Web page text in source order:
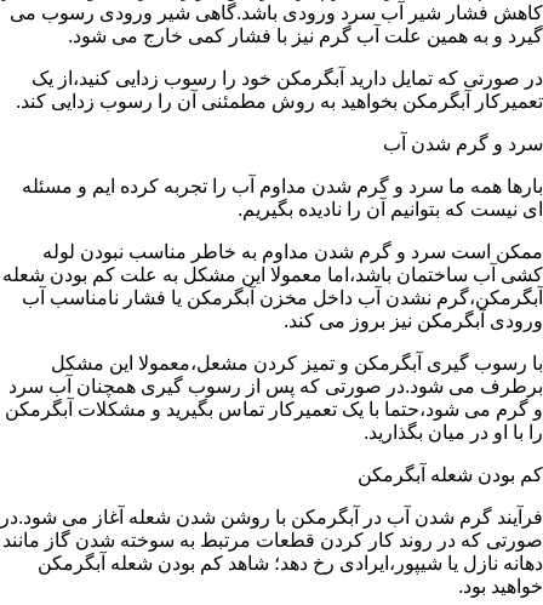
کاهش فشار شیر آب سرد ورودی باشد.گاهی شیر ورودی رسوب می
گیرد و به همین علت آب گرم نیز با فشار کمی خارج می شود.
در صورتی که تمایل دارید آبگرمکن خود را رسوب زدایی کنید،از یک
تعمیرکار آبگرمکن بخواهید به روش مطمئنی آن را رسوب زدایی کند.
سرد و گرم شدن آب
بارها همه ما سرد و گرم شدن مداوم آب را تجربه کرده ایم و مسئله
ای نیست که بتوانیم آن را نادیده بگیریم.
ممکن است سرد و گرم شدن مداوم به خاطر مناسب نبودن لوله
کشی آب ساختمان باشد،اما معمولا این مشکل به علت کم بودن شعله
آبگرمکن،گرم نشدن آب داخل مخزن آبگرمکن یا فشار نامناسب آب
ورودی آبگرمکن نیز بروز می کند.
با رسوب گیری آبگرمکن و تمیز کردن مشعل،معمولا این مشکل
برطرف می شود.در صورتی که پس از رسوب گیری همچنان آب سرد
و گرم می شود،حتما با یک تعمیرکار تماس بگیرید و مشکلات آبگرمکن
را با او در میان بگذارید.
کم بودن شعله آبگرمکن
فرآیند گرم شدن آب در آبگرمکن با روشن شدن شعله آغاز می شود.در
صورتی که در روند کار کردن قطعات مرتبط به سوخته شدن گاز مانند
دهانه نازل یا شیپور،ایرادی رخ دهد؛ شاهد کم بودن شعله آبگرمکن
خواهید بود.